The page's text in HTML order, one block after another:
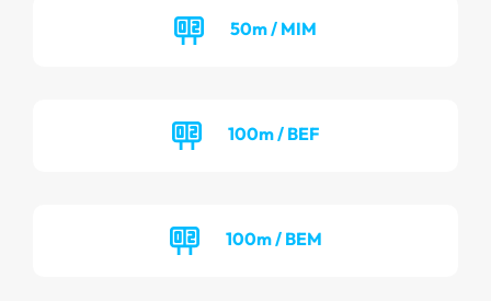
50m / MIM
100m / BEF
100m / BEM